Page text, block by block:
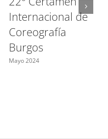
Internacional de
Coreografía
Burgos
Mayo 2024